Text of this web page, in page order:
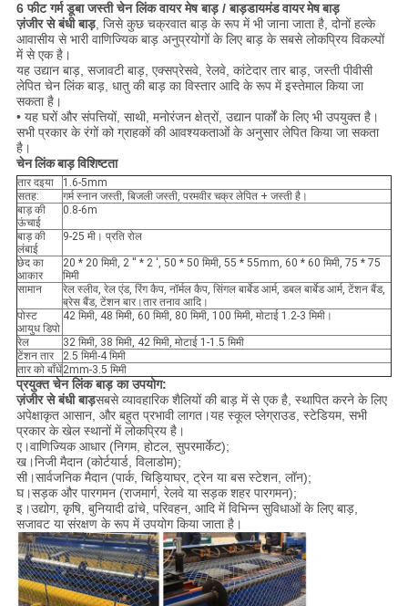
6 फीट गर्म डूबा जस्ती चेन लिंक वायर मेष बाड़ / बाड़डायमंड वायर मेष बाड़
ज़ंजीर से बंधी बाड़, जिसे कुछ चक्रवात बाड़ के रूप में भी जाना जाता है, दोनों हल्के
आवासीय से भारी वाणिज्यिक बाड़ अनुप्रयोगों के लिए बाड़ के सबसे लोकप्रिय विकल्पों
में से एक है।
यह उद्यान बाड़, सजावटी बाड़, एक्सप्रेसवे, रेलवे, कांटेदार तार बाड़, जस्ती पीवीसी
लेपित चेन लिंक बाड़, धातु की बाड़ का विस्तार आदि के रूप में इस्तेमाल किया जा
सकता है।
• यह घरों और संपत्तियों, साथी, मनोरंजन क्षेत्रों, उद्यान पार्कों के लिए भी उपयुक्त है।
सभी प्रकार के रंगों को ग्राहकों की आवश्यकताओं के अनुसार लेपित किया जा सकता
है।
चेन लिंक बाड़ विशिष्टता
तार दइया
1.6-5mm
सतह:
गर्म स्नान जस्ती, बिजली जस्ती, परमवीर चक्र लेपित + जस्ती है।
बाड़ की
ऊंचाई
0.8-6m
बाड़ की
लंबाई
9-25 मी। प्रति रोल
छेद का
आकार
20 * 20 मिमी, 2 '' * 2 ', 50 * 50 मिमी, 55 * 55mm, 60 * 60 मिमी, 75 * 75
मिमी
सामान
रेल स्लीव, रेल एंड, रिंग कैप, नॉर्मल कैप, सिंगल बार्बेड आर्म, डबल बार्बेड आर्म, टेंशन बैंड,
ब्रेस बैंड, टेंशन बार।तार तनाव आदि।
पोस्ट
आयुध डिपो
42 मिमी, 48 मिमी, 60 मिमी, 80 मिमी, 100 मिमी, मोटाई 1.2-3 मिमी।
रेल
32 मिमी, 38 मिमी, 42 मिमी, मोटाई 1-1.5 मिमी
टेंशन तार
2.5 मिमी-4 मिमी
तार को बाँधें2mm-3.5 मिमी
प्रयुक्त चेन लिंक बाड़ का उपयोग:
ज़ंजीर से बंधी बाड़सबसे व्यावहारिक शैलियों की बाड़ में से एक है, स्थापित करने के लिए
अपेक्षाकृत आसान, और बहुत प्रभावी लागत।यह स्कूल प्लेग्राउड, स्टेडियम, सभी
प्रकार के खेल स्थानों में लोकप्रिय है।
ए।वाणिज्यिक आधार (निगम, होटल, सुपरमार्केट);
ख।निजी मैदान (कोर्टयार्ड, विलाडोम);
सी।सार्वजनिक मैदान (पार्क, चिड़ियाघर, ट्रेन या बस स्टेशन, लॉन);
घ।सड़क और पारगमन (राजमार्ग, रेलवे या सड़क शहर पारगमन);
इ।उद्योग, कृषि, बुनियादी ढांचे, परिवहन, आदि में विभिन्न सुविधाओं के लिए बाड़,
सजावट या संरक्षण के रूप में उपयोग किया जाता है।